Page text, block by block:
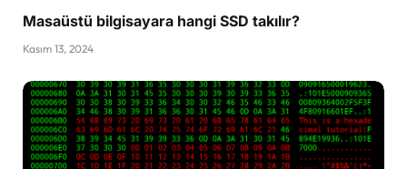
Masaüstü bilgisayara hangi SSD takılır?
Kasım 13, 2024